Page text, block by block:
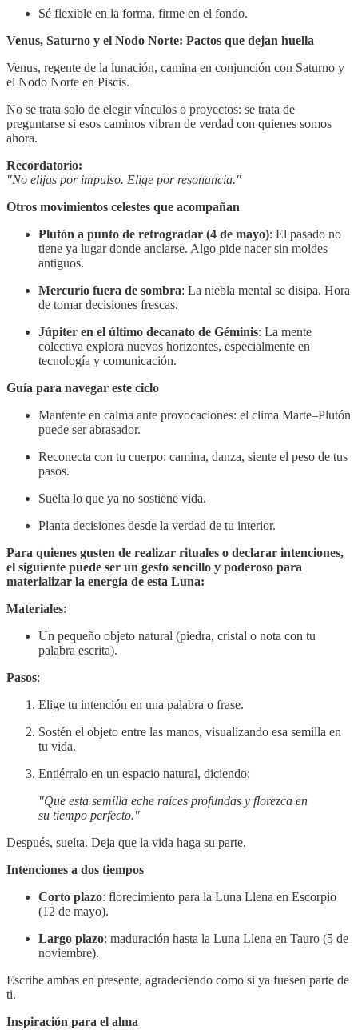
Sé flexible en la forma, firme en el fondo.
Venus, Saturno y el Nodo Norte: Pactos que dejan huella
Venus, regente de la lunación, camina en conjunción con Saturno y
el Nodo Norte en Piscis.
No se trata solo de elegir vínculos o proyectos: se trata de
preguntarse si esos caminos vibran de verdad con quienes somos
ahora.
Recordatorio:
"No elijas por impulso. Elige por resonancia."
Otros movimientos celestes que acompañan
Plutón a punto de retrogradar (4 de mayo): El pasado no
tiene ya lugar donde anclarse. Algo pide nacer sin moldes
antiguos.
Mercurio fuera de sombra: La niebla mental se disipa. Hora
de tomar decisiones frescas.
Júpiter en el último decanato de Géminis: La mente
colectiva explora nuevos horizontes, especialmente en
tecnología y comunicación.
Guía para navegar este ciclo
Mantente en calma ante provocaciones: el clima Marte–Plutón
puede ser abrasador.
Reconecta con tu cuerpo: camina, danza, siente el peso de tus
pasos.
Suelta lo que ya no sostiene vida.
Planta decisiones desde la verdad de tu interior.
Para quienes gusten de realizar rituales o declarar intenciones,
el siguiente puede ser un gesto sencillo y poderoso para
materializar la energía de esta Luna:
Materiales:
Un pequeño objeto natural (piedra, cristal o nota con tu
palabra escrita).
Pasos:
Elige tu intención en una palabra o frase.
Sostén el objeto entre las manos, visualizando esa semilla en
tu vida.
Entiérralo en un espacio natural, diciendo:
"Que esta semilla eche raíces profundas y florezca en
su tiempo perfecto."
Después, suelta. Deja que la vida haga su parte.
Intenciones a dos tiempos
Corto plazo: florecimiento para la Luna Llena en Escorpio
(12 de mayo).
Largo plazo: maduración hasta la Luna Llena en Tauro (5 de
noviembre).
Escribe ambas en presente, agradeciendo como si ya fuesen parte de
ti.
Inspiración para el alma